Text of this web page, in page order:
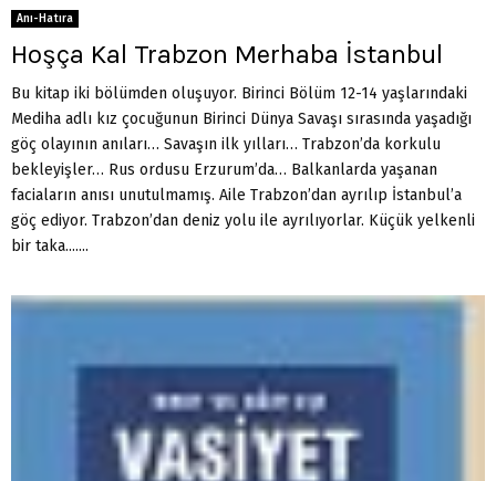
Anı-Hatıra
Hoşça Kal Trabzon Merhaba İstanbul
Bu kitap iki bölümden oluşuyor. Birinci Bölüm 12-14 yaşlarındaki
Mediha adlı kız çocuğunun Birinci Dünya Savaşı sırasında yaşadığı
göç olayının anıları… Savaşın ilk yılları… Trabzon’da korkulu
bekleyişler… Rus ordusu Erzurum’da… Balkanlarda yaşanan
faciaların anısı unutulmamış. Aile Trabzon’dan ayrılıp İstanbul’a
göç ediyor. Trabzon’dan deniz yolu ile ayrılıyorlar. Küçük yelkenli
bir taka.......